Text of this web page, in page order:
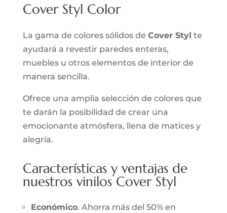
Cover Styl Color
La gama de colores sólidos de Cover Styl te
ayudará a revestir paredes enteras,
muebles u otros elementos de interior de
manera sencilla.
Ofrece una amplia selección de colores que
te darán la posibilidad de crear una
emocionante atmósfera, llena de matices y
alegría.
Características y ventajas de
nuestros vinilos Cover Styl
Económico. Ahorra más del 50% en